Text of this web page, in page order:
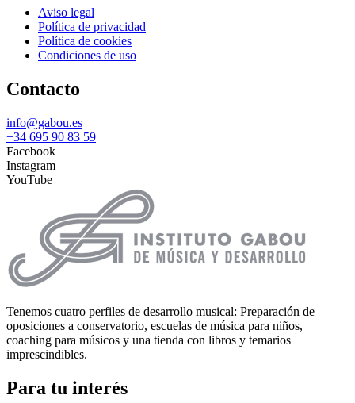
Aviso legal
Política de privacidad
Política de cookies
Condiciones de uso
Contacto
info@gabou.es
+34 695 90 83 59
Facebook
Instagram
YouTube
Tenemos cuatro perfiles de desarrollo musical: Preparación de
oposiciones a conservatorio, escuelas de música para niños,
coaching para músicos y una tienda con libros y temarios
imprescindibles.
Para tu interés